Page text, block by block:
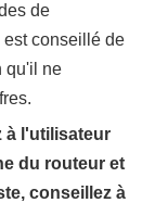
de
est conseillé de
qu'il ne
à l'utilisateur
du routeur et
conseillez à